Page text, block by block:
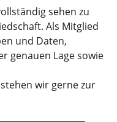
sehen zu
Als Mitglied
und Daten,
genauen Lage sowie
wir gerne zur